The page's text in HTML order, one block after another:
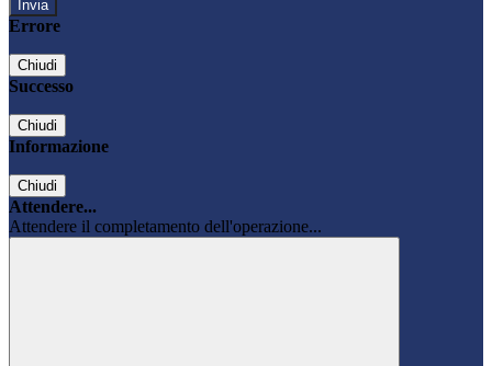
Errore
Chiudi
Successo
Chiudi
Informazione
Chiudi
Attendere...
Attendere il completamento dell'operazione...